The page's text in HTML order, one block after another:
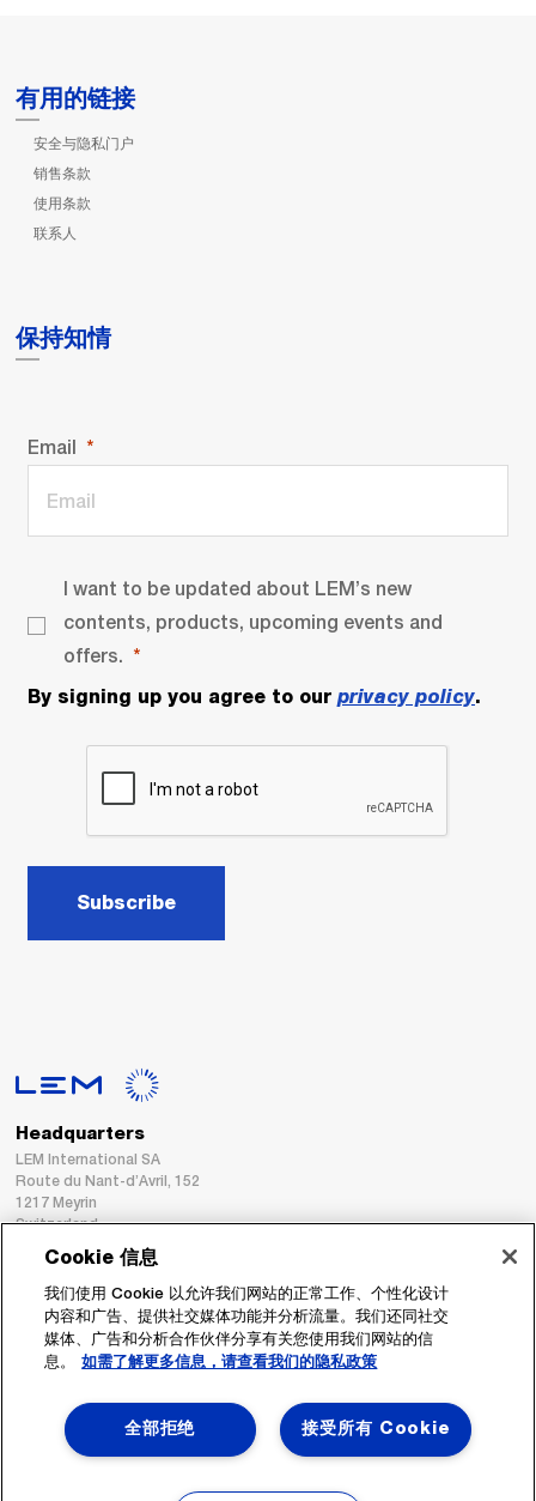
有用的链接
安全与隐私门户
销售条款
使用条款
联系人
保持知情
Email
I want to be updated about LEM’s new
contents, products, upcoming events and
offers.
By signing up you agree to our privacy policy.
Subscribe
Headquarters
LEM International SA
Route du Nant-d’Avril, 152
1217 Meyrin
Switzerland
Fax : +41 22 794 94 78
Cookie 信息
我们使用 Cookie 以允许我们网站的正常工作、个性化设计
内容和广告、提供社交媒体功能并分析流量。我们还同社交
媒体、广告和分析合作伙伴分享有关您使用我们网站的信
息。
如需了解更多信息，请查看我们的隐私政策
接受所有 Cookie
全部拒绝